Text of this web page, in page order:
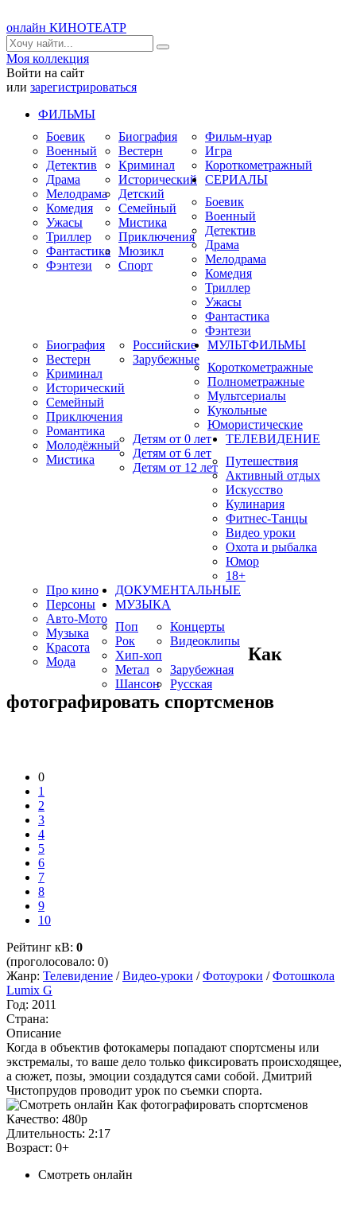
онлайн КИНОТЕАТР
Моя коллекция
Войти на сайт
или зарегистрироваться
ФИЛЬМЫ
Боевик
Военный
Детектив
Драма
Мелодрама
Комедия
Ужасы
Триллер
Фантастика
Фэнтези
Биография
Вестерн
Криминал
Исторический
Детский
Семейный
Мистика
Приключения
Мюзикл
Спорт
Фильм-нуар
Игра
Короткометражный
СЕРИАЛЫ
Боевик
Военный
Детектив
Драма
Мелодрама
Комедия
Триллер
Ужасы
Фантастика
Фэнтези
Биография
Вестерн
Криминал
Исторический
Семейный
Приключения
Романтика
Молодёжный
Мистика
Российские
Зарубежные
МУЛЬТФИЛЬМЫ
Короткометражные
Полнометражные
Мультсериалы
Кукольные
Юмористические
Детям от 0 лет
Детям от 6 лет
Детям от 12 лет
ТЕЛЕВИДЕНИЕ
Путешествия
Активный отдых
Искусство
Кулинария
Фитнес-Танцы
Видео уроки
Охота и рыбалка
Юмор
18+
Про кино
Персоны
Авто-Мото
Музыка
Красота
Мода
ДОКУМЕНТАЛЬНЫЕ
МУЗЫКА
Поп
Рок
Хип-хоп
Метал
Шансон
Концерты
Видеоклипы
Зарубежная
Русская
Как
фотографировать спортсменов
0
1
2
3
4
5
6
7
8
9
10
Рейтинг кВ: 0
(проголосовало: 0)
Жанр: Телевидение /Видео-уроки /Фотоуроки /Фотошкола
Lumix G
Год: 2011
Страна:
Описание
Когда в объектив фотокамеры попадают спортсмены или
экстремалы, то ваше дело только фиксировать происходящее,
а сюжет, позы, эмоции создадутся сами собой. Дмитрий
Чистопрудов проводит урок по съемки спорта.
Качество: 480p
Длительность: 2:17
Возраст: 0+
Смотреть онлайн